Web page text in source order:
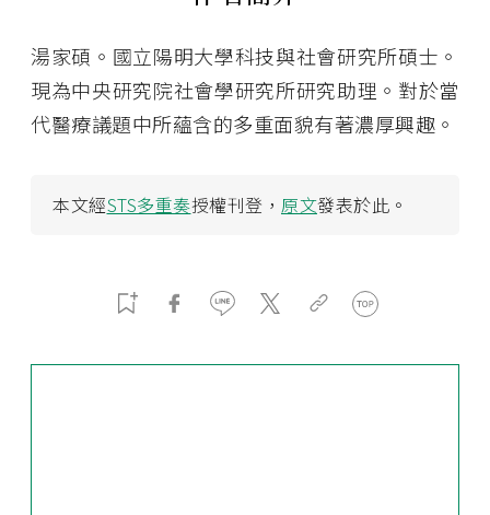
湯家碩。國立陽明大學科技與社會研究所碩士。
現為中央研究院社會學研究所研究助理。對於當
代醫療議題中所蘊含的多重面貌有著濃厚興趣。
本文經STS多重奏授權刊登， 原文發表於此。